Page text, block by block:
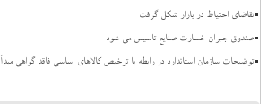
تقاضای احتیاط در بازار شکل گرفت
صندوق جبران خسارت صنایع تاسیس می شود
توضیحات سازمان استاندارد در رابطه با ترخیص کالاهای اساسی فاقد گواهی مبدأ